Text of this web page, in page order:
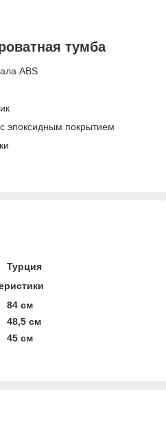
тумба
ABS
эпоксидным покрытием
Турция
84 см
48,5 см
45 см